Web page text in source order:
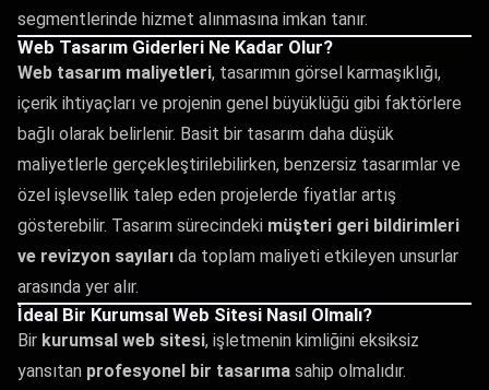
segmentlerinde hizmet alınmasına imkan tanır.
Web Tasarım Giderleri Ne Kadar Olur?
Web tasarım maliyetleri, tasarımın görsel karmaşıklığı,
içerik ihtiyaçları ve projenin genel büyüklüğü gibi faktörlere
bağlı olarak belirlenir. Basit bir tasarım daha düşük
maliyetlerle gerçekleştirilebilirken, benzersiz tasarımlar ve
özel işlevsellik talep eden projelerde fiyatlar artış
gösterebilir. Tasarım sürecindeki müşteri geri bildirimleri
ve revizyon sayıları da toplam maliyeti etkileyen unsurlar
arasında yer alır.
İdeal Bir Kurumsal Web Sitesi Nasıl Olmalı?
Bir kurumsal web sitesi, işletmenin kimliğini eksiksiz
yansıtan profesyonel bir tasarıma sahip olmalıdır.